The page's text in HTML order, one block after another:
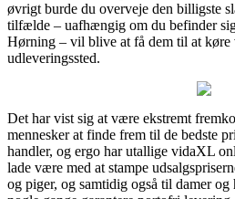
øvrigt burde du overveje den billigste
tilfælde – uafhængig om du befinder
Hørning – vil blive at få dem til at køre
udleveringssted.
Det har vist sig at være ekstremt
mennesker at finde frem til de bedste
handler, og ergo har utallige vidaXL
lade være med at stampe
og piger, og samtidig også til damer